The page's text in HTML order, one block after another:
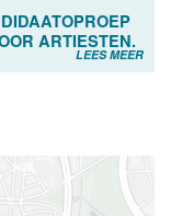
ARTIESTEN.
LEES MEER